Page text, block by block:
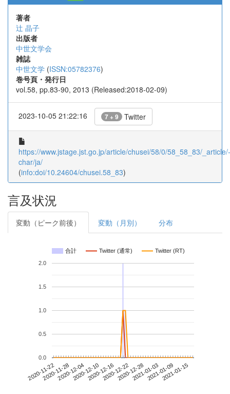
著者
辻 晶子
出版者
中世文学会
雑誌
中世文学 (ISSN:05782376)
巻号頁・発行日
vol.58, pp.83-90, 2013 (Released:2018-02-09)
2023-10-05 21:22:16 7 + 9 Twitter
https://www.jstage.jst.go.jp/article/chusei/58/0/58_58_83/_article/-
char/ja/
(info:doi/10.24604/chusei.58_83)
言及状況
変動（ピーク前後） 変動（月別） 分布
合計 Twitter (通常) Twitter (RT)
2020-11-222020-11-282020-12-042020-12-102020-12-162020-12-222020-12-282021-01-032021-01-092021-01-15
0.0
0.5
1.0
1.5
2.0